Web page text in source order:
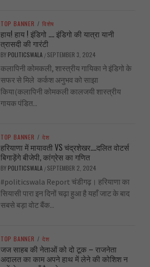
TOP BANNER / विशेष
हाय! हाय ! इंडिगो …. इंडिगो की यात्रा यानी
त्रासदी की गारंटी
BY POLITICSWALA / SEPTEMBER 3, 2024
कलापिनी कोमकली, शास्त्रीय गायिका ने इंडिगो के
सफर से मिले कर्कश अनुभव को साझा
किया(कलापिनी कोमकली कालजयी शास्त्रीय
गायक पंडित...
TOP BANNER / देश
हरियाणा में मायावती VS चंद्रशेखर….दलित वोटर्स
बिगाड़ेंगे बीजेपी, कांग्रेस का गणित
BY POLITICSWALA / SEPTEMBER 2, 2024
#politicswala Report चंडीगढ़। हरियाणा का
सियासी पारा इन दिनों चढ़ा हुआ है यहाँ जाट के बाद
सबसे बड़ा वोट बैंक...
TOP BANNER / देश
जज साहब की नेताओं को दो टूक – राजनेता
अदालत का काम अपने हाथ में लेने की कोशिश न